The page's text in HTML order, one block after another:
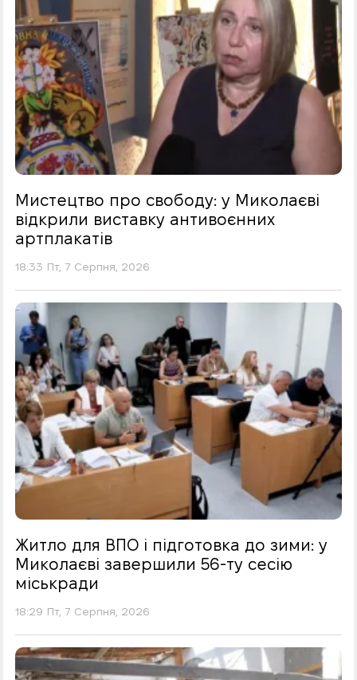
Мистецтво про свободу: у Миколаєві
відкрили виставку антивоєнних
артплакатів
18:33 Пт, 7 Серпня, 2026
Житло для ВПО і підготовка до зими: у
Миколаєві завершили 56-ту сесію
міськради
18:29 Пт, 7 Серпня, 2026